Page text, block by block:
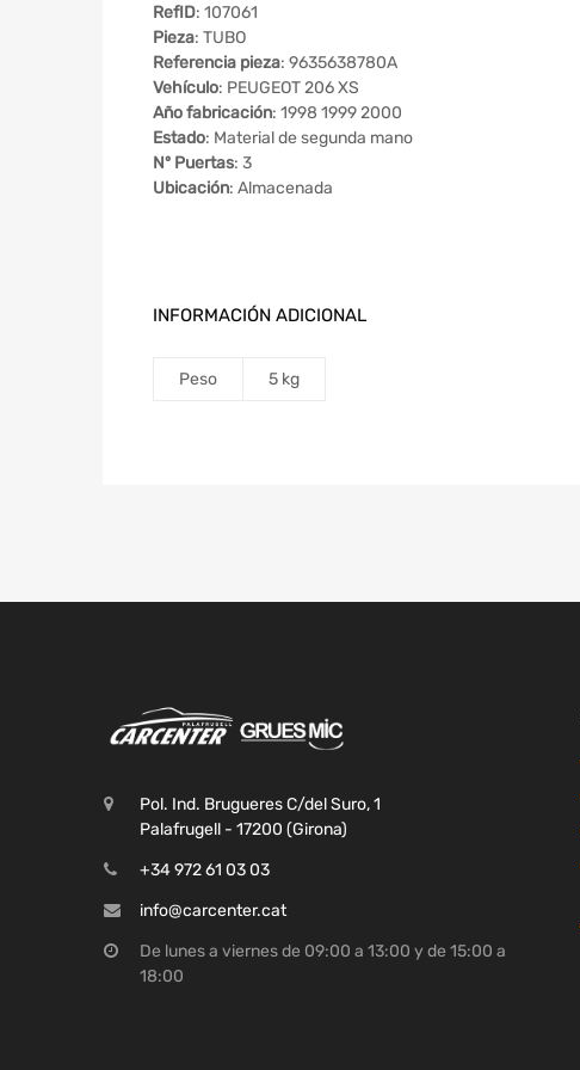
RefID: 107061
Pieza: TUBO
Referencia pieza: 9635638780A
Vehículo: PEUGEOT 206 XS
Año fabricación: 1998 1999 2000
Estado: Material de segunda mano
Nº Puertas: 3
Ubicación: Almacenada
INFORMACIÓN ADICIONAL
Peso 5 kg
Pol. Ind. Brugueres C/del Suro, 1
Palafrugell - 17200 (Girona)
+34 972 61 03 03
info@carcenter.cat
De lunes a viernes de 09:00 a 13:00 y de 15:00 a
18:00